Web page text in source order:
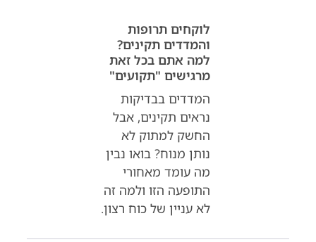
לוקחים תרופות
והמדדים תקינים?
למה אתם בכל זאת
מרגישים "תקועים"
המדדים בבדיקות
נראים תקינים, אבל
החשק למתוק לא
נותן מנוח? בואו נבין
מה עומד מאחורי
התופעה הזו ולמה זה
לא עניין של כוח רצון.